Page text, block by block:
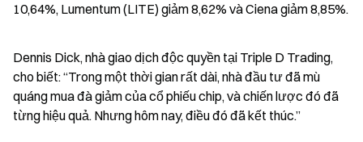
10,64%, Lumentum (LITE) giảm 8,62% và Ciena giảm 8,85%.
Dennis Dick, nhà giao dịch độc quyền tại Triple D Trading,
cho biết: “Trong một thời gian rất dài, nhà đầu tư đã mù
quáng mua đà giảm của cổ phiếu chip, và chiến lược đó đã
từng hiệu quả. Nhưng hôm nay, điều đó đã kết thúc.”